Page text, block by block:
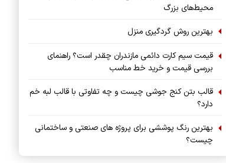
محیط‌های بزرگ
بهترین روش گردگیری منزل
قیمت سیم کارت دائمی مازندران چقدر است؟ راهنمای
بررسی قیمت و خرید خط مناسب
قالب بتن کنج جوشی چیست و چه تفاوتی با قالب لبه خم
دارد؟
بهترین رنگ پوششی برای پروژه های صنعتی و ساختمانی
چیست؟